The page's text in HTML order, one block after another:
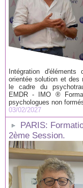
Intégration
orientée solution et des
le cadre du
EMDR - IMO ®
psychologues non
03/02/2027
PARIS:
2ème Session.